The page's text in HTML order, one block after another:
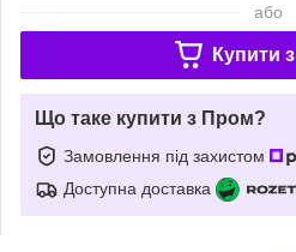
або
Купити з
Що таке купити з Пром?
Замовлення під захистом
Доступна доставка